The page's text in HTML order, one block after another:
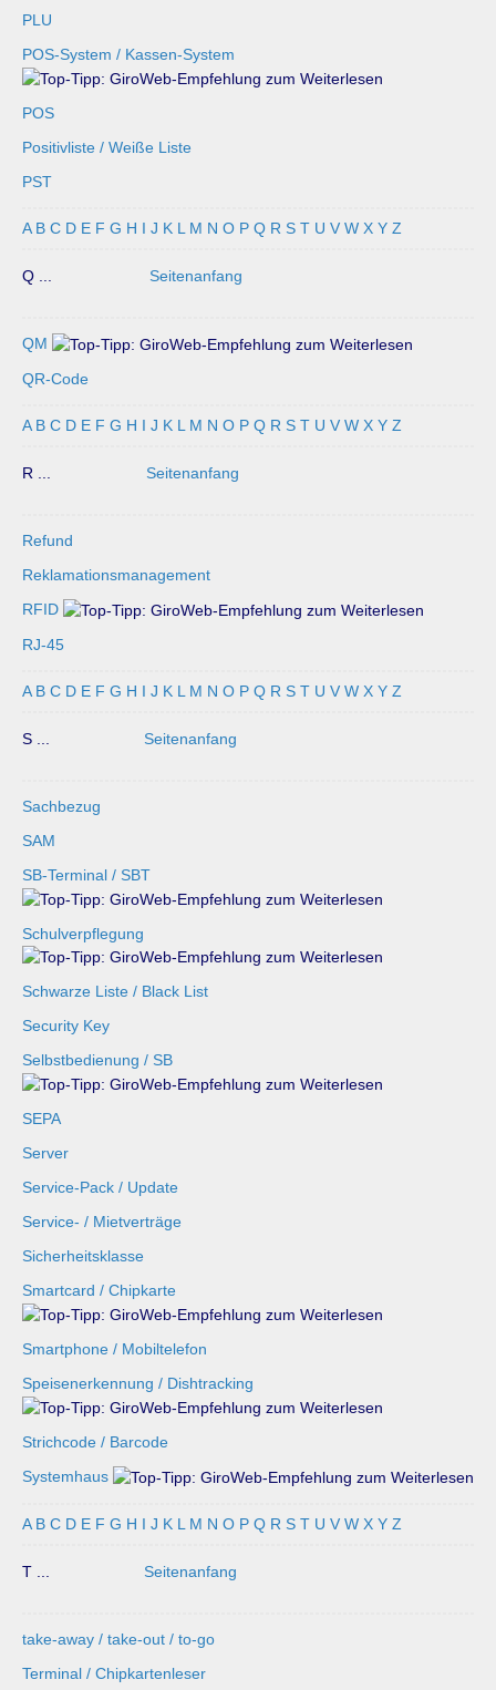
PLU
POS-System / Kassen-System
POS
Positivliste / Weiße Liste
PST
A B C D E F G H I J K L M N O P Q R S T U V W X Y Z
Q ... Seitenanfang
QM
QR-Code
A B C D E F G H I J K L M N O P Q R S T U V W X Y Z
R ... Seitenanfang
Refund
Reklamationsmanagement
RFID
RJ-45
A B C D E F G H I J K L M N O P Q R S T U V W X Y Z
S ... Seitenanfang
Sachbezug
SAM
SB-Terminal / SBT
Schulverpflegung
Schwarze Liste / Black List
Security Key
Selbstbedienung / SB
SEPA
Server
Service-Pack / Update
Service- / Mietverträge
Sicherheitsklasse
Smartcard / Chipkarte
Smartphone / Mobiltelefon
Speisenerkennung / Dishtracking
Strichcode / Barcode
Systemhaus
A B C D E F G H I J K L M N O P Q R S T U V W X Y Z
T ... Seitenanfang
take-away / take-out / to-go
Terminal / Chipkartenleser